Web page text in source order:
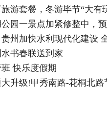
游套餐，冬游毕节“大有
园一景点加紧修整中，
贵州加快水利现代化建设
书春联送到家
快乐度假期
升级!甲秀南路-花桐北